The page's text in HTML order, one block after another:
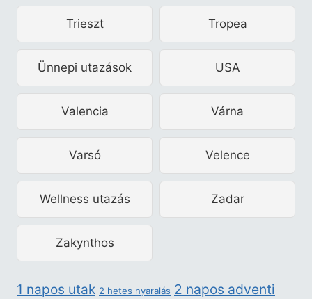
Trieszt Tropea
Ünnepi utazások USA
Valencia Várna
Varsó Velence
Wellness utazás Zadar
Zakynthos
1 napos utak 2 hetes nyaralás 2 napos adventi